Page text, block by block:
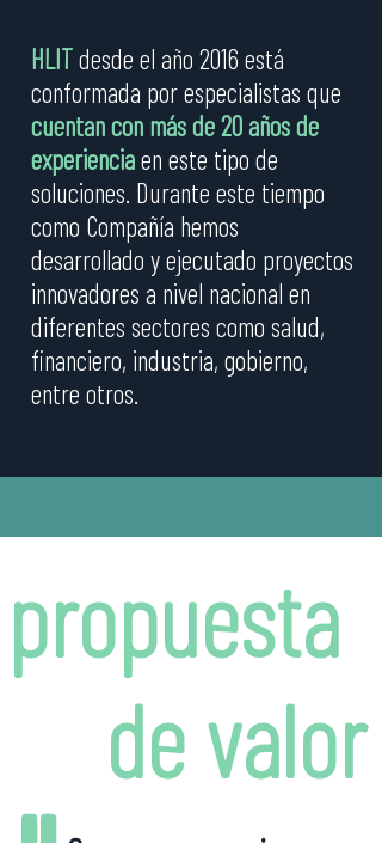
HLITdesde el año 2016 está
conformada por especialistas que
cuentan con más de 20 años de
experienciaen este tipo de
soluciones. Durante este tiempo
como Compañía hemos
desarrollado y ejecutado proyectos
innovadores a nivel nacional en
diferentes sectores como salud,
financiero, industria, gobierno,
entre otros.
propuesta
de valor